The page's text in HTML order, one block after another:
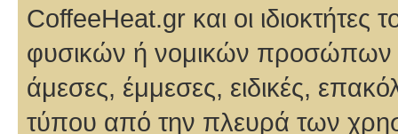
CoffeeHeat.gr και οι ιδιοκτήτες
φυσικών ή νομικών προσώπων
άμεσες, έμμεσες, ειδικές,
τύπου από την πλευρά των